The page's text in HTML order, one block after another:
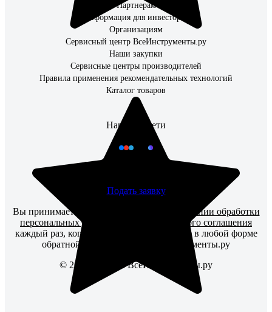
Партнерам
Информация для инвесторов
Организациям
Сервисный центр ВсеИнструменты.ру
Наши закупки
Сервисные центры производителей
Правила применения рекомендательных технологий
Каталог товаров
Наши соцсети
Чат для бизнес-клиентов
Подать заявку
Вы принимаете условия
политики в отношении обработки
персональных данных
пользовательского соглашения
каждый раз, когда оставляете свои данные в любой форме
обратной связи на сайте ВсеИнструменты.ру
© 2006 — 2026. ВсеИнструменты.ру